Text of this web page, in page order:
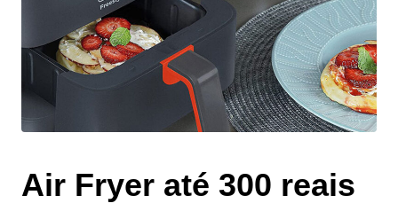
Air Fryer até 300 reais